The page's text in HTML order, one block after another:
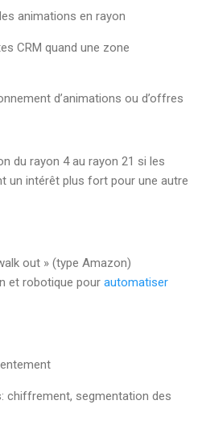
animations en rayon
CRM quand une zone
d’animations ou d’offres
du rayon 4 au rayon 21 si les
un intérêt plus fort pour une autre
out » (type Amazon)
et robotique pour automatiser
chiffrement, segmentation des